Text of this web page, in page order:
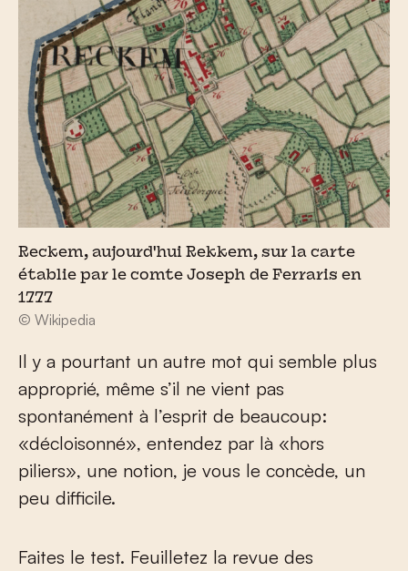
Reckem, aujourd'hui Rekkem, sur la carte
établie par le comte Joseph de Ferraris en
1777
© Wikipedia
Il y a pourtant un autre mot qui semble plus
approprié, même s’il ne vient pas
spontanément à l’esprit de beaucoup:
«décloisonné», entendez par là «hors
piliers», une notion, je vous le concède, un
peu difficile.
Faites le test. Feuilletez la revue des